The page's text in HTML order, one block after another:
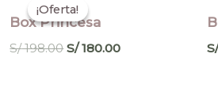
¡Oferta!
¡Oferta!
Box Princesa
S/198.00
original
era:
S/ 198.00.
S/180.00S/ 180.00.
S/